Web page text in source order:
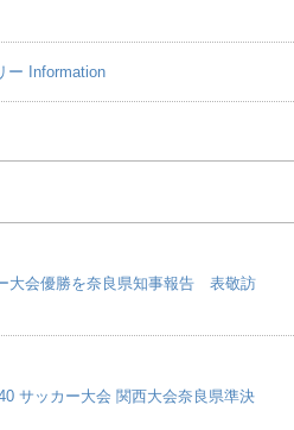
ー Information
大会優勝を奈良県知事報告 表敬訪
サッカー大会 関西大会奈良県準決